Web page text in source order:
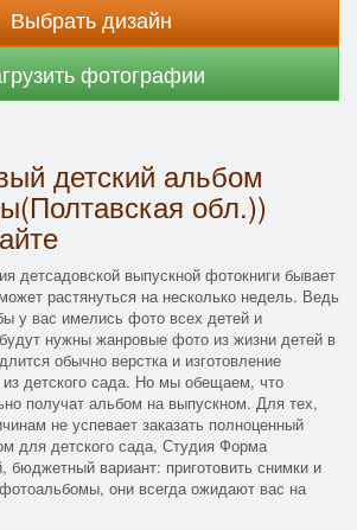
Выбрать дизайн
фотографии
детский альбом
обл.))
детсадовской выпускной фотокниги бывает
растянуться на несколько недель. Ведь
у вас имелись фото всех детей и
нужны жанровые фото из жизни детей в
обычно верстка и изготовление
детского сада. Но мы обещаем, что
получат альбом на выпускном. Для тех,
не успевает заказать полноценный
для детского сада, Студия Форма
бюджетный вариант: приготовить снимки и
они всегда ожидают вас на